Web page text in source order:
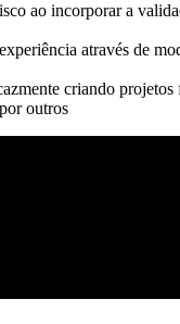
ao incorporar a
através de
criando projetos
outros